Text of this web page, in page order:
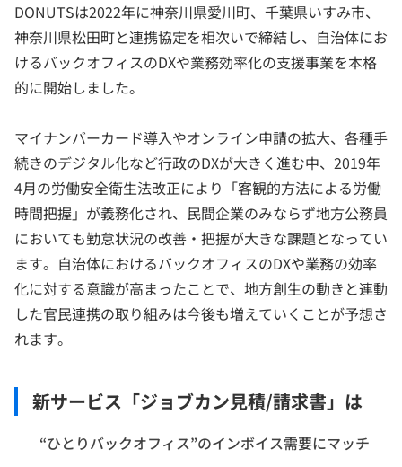
DONUTSは2022年に神奈川県愛川町、千葉県いすみ市、
神奈川県松田町と連携協定を相次いで締結し、自治体にお
けるバックオフィスのDXや業務効率化の支援事業を本格
的に開始しました。
マイナンバーカード導入やオンライン申請の拡大、各種手
続きのデジタル化など行政のDXが大きく進む中、2019年
4月の労働安全衛生法改正により「客観的方法による労働
時間把握」が義務化され、民間企業のみならず地方公務員
においても勤怠状況の改善・把握が大きな課題となってい
ます。自治体におけるバックオフィスのDXや業務の効率
化に対する意識が高まったことで、地方創生の動きと連動
した官民連携の取り組みは今後も増えていくことが予想さ
れます。
新サービス「ジョブカン見積/請求書」は
“ひとりバックオフィス”のインボイス需要にマッチ